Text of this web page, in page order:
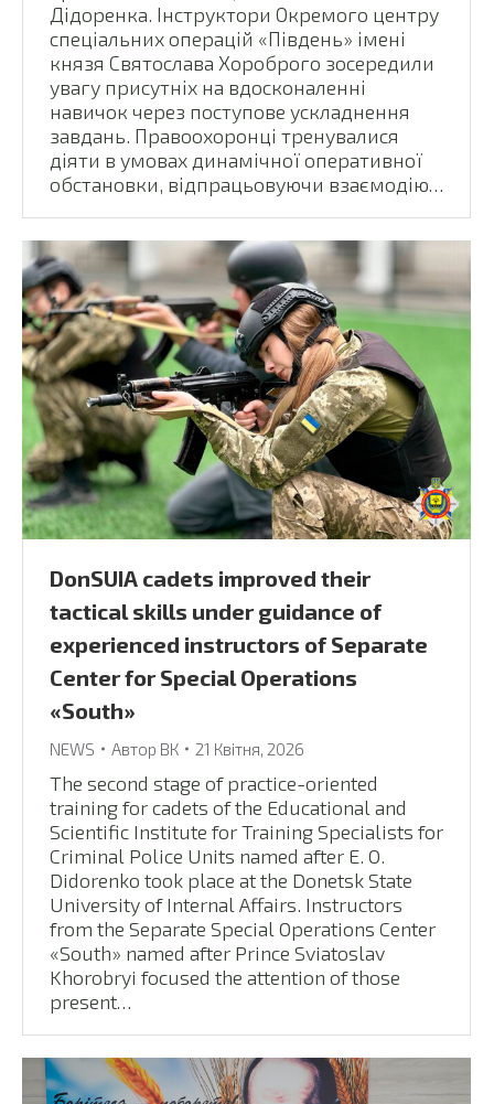
Дідоренка. Інструктори Окремого центру
спеціальних операцій «Південь» імені
князя Святослава Хороброго зосередили
увагу присутніх на вдосконаленні
навичок через поступове ускладнення
завдань. Правоохоронці тренувалися
діяти в умовах динамічної оперативної
обстановки, відпрацьовуючи взаємодію…
DonSUIA cadets improved their
tactical skills under guidance of
experienced instructors of Separate
Center for Special Operations
«South»
NEWS Автор ВК 21 Квітня, 2026
The second stage of practice-oriented
training for cadets of the Educational and
Scientific Institute for Training Specialists for
Criminal Police Units named after E. O.
Didorenko took place at the Donetsk State
University of Internal Affairs. Instructors
from the Separate Special Operations Center
«South» named after Prince Sviatoslav
Khorobryi focused the attention of those
present…